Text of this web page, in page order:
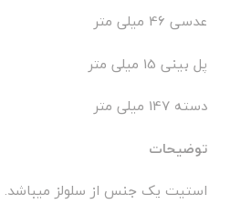
عدسی 46 میلی متر
پل بینی 15 میلی متر
دسته 147 میلی متر
توضیحات
استیت یک جنس از سلولز